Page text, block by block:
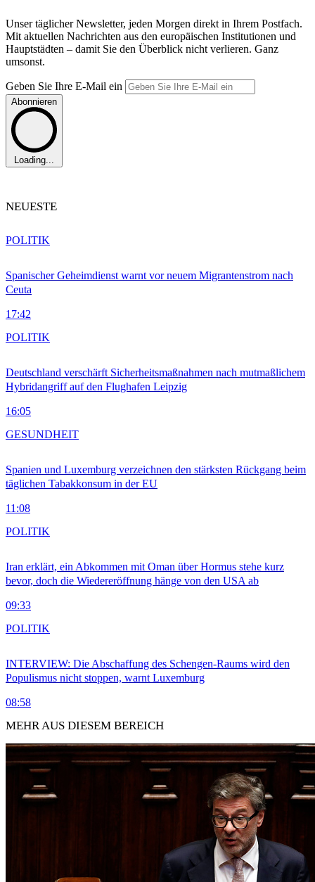
Unser täglicher Newsletter, jeden Morgen direkt in Ihrem Postfach.
Mit aktuellen Nachrichten aus den europäischen Institutionen und
Hauptstädten – damit Sie den Überblick nicht verlieren. Ganz
umsonst.
Geben Sie Ihre E-Mail ein
Abonnieren
Loading...
NEUESTE
Spanischer Geheimdienst warnt vor neuem Migrantenstrom nach
Ceuta
17:42
POLITIK
Deutschland verschärft Sicherheitsmaßnahmen nach mutmaßlichem
Hybridangriff auf den Flughafen Leipzig
16:05
POLITIK
Spanien und Luxemburg verzeichnen den stärksten Rückgang beim
täglichen Tabakkonsum in der EU
11:08
GESUNDHEIT
Iran erklärt, ein Abkommen mit Oman über Hormus stehe kurz
bevor, doch die Wiedereröffnung hänge von den USA ab
09:33
POLITIK
INTERVIEW: Die Abschaffung des Schengen-Raums wird den
Populismus nicht stoppen, warnt Luxemburg
08:58
POLITIK
MEHR AUS DIESEM BEREICH